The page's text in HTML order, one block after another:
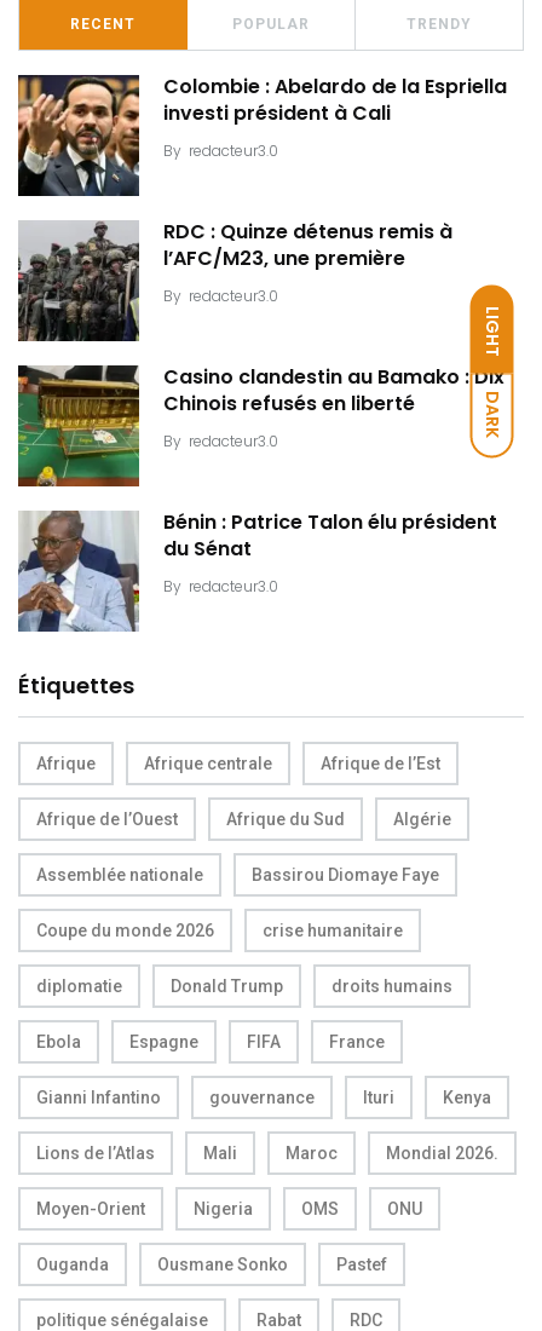
LIGHT
DARK
RECENT POPULAR TRENDY
Colombie : Abelardo de la Espriella
investi président à Cali
By redacteur3.0
RDC : Quinze détenus remis à
l’AFC/M23, une première
By redacteur3.0
Casino clandestin au Bamako : Dix
Chinois refusés en liberté
By redacteur3.0
Bénin : Patrice Talon élu président
du Sénat
By redacteur3.0
Étiquettes
Afrique Afrique centrale Afrique de l’Est
Afrique de l’Ouest Afrique du Sud Algérie
Assemblée nationale Bassirou Diomaye Faye
Coupe du monde 2026 crise humanitaire
diplomatie Donald Trump droits humains
Ebola Espagne FIFA France
Gianni Infantino gouvernance Ituri Kenya
Lions de l’Atlas Mali Maroc Mondial 2026.
Moyen-Orient Nigeria OMS ONU
Ouganda Ousmane Sonko Pastef
politique sénégalaise Rabat RDC